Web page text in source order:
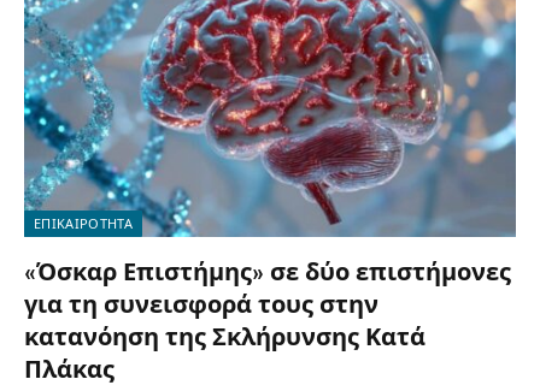
ΕΠΙΚΑΙΡΟΤΗΤΑ
«Όσκαρ Επιστήμης» σε δύο επιστήμονες
για τη συνεισφορά τους στην
κατανόηση της Σκλήρυνσης Κατά
Πλάκας